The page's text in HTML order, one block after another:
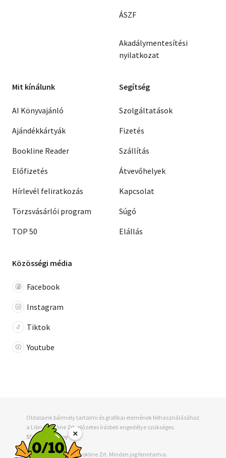
ÁSZF
Akadálymentesítési
nyilatkozat
Mit kínálunk
AI Könyvajánló
Ajándékkártyák
Bookline Reader
Előfizetés
Hírlevél feliratkozás
Törzsvásárlói program
TOP 50
Segítség
Szolgáltatások
Fizetés
Szállítás
Átvevőhelyek
Kapcsolat
Súgó
Elállás
Közösségi média
Facebook
Instagram
Tiktok
Youtube
Oldalaink bármely tartalmi és grafikai elemének felhasználásához
a Libri-Bookline Zrt. előzetes írásbeli engedélye szükséges.
SSL tanúsítvány
© 2001 - 2026, Libri-Bookline Zrt. Minden jog fenntartva.
×